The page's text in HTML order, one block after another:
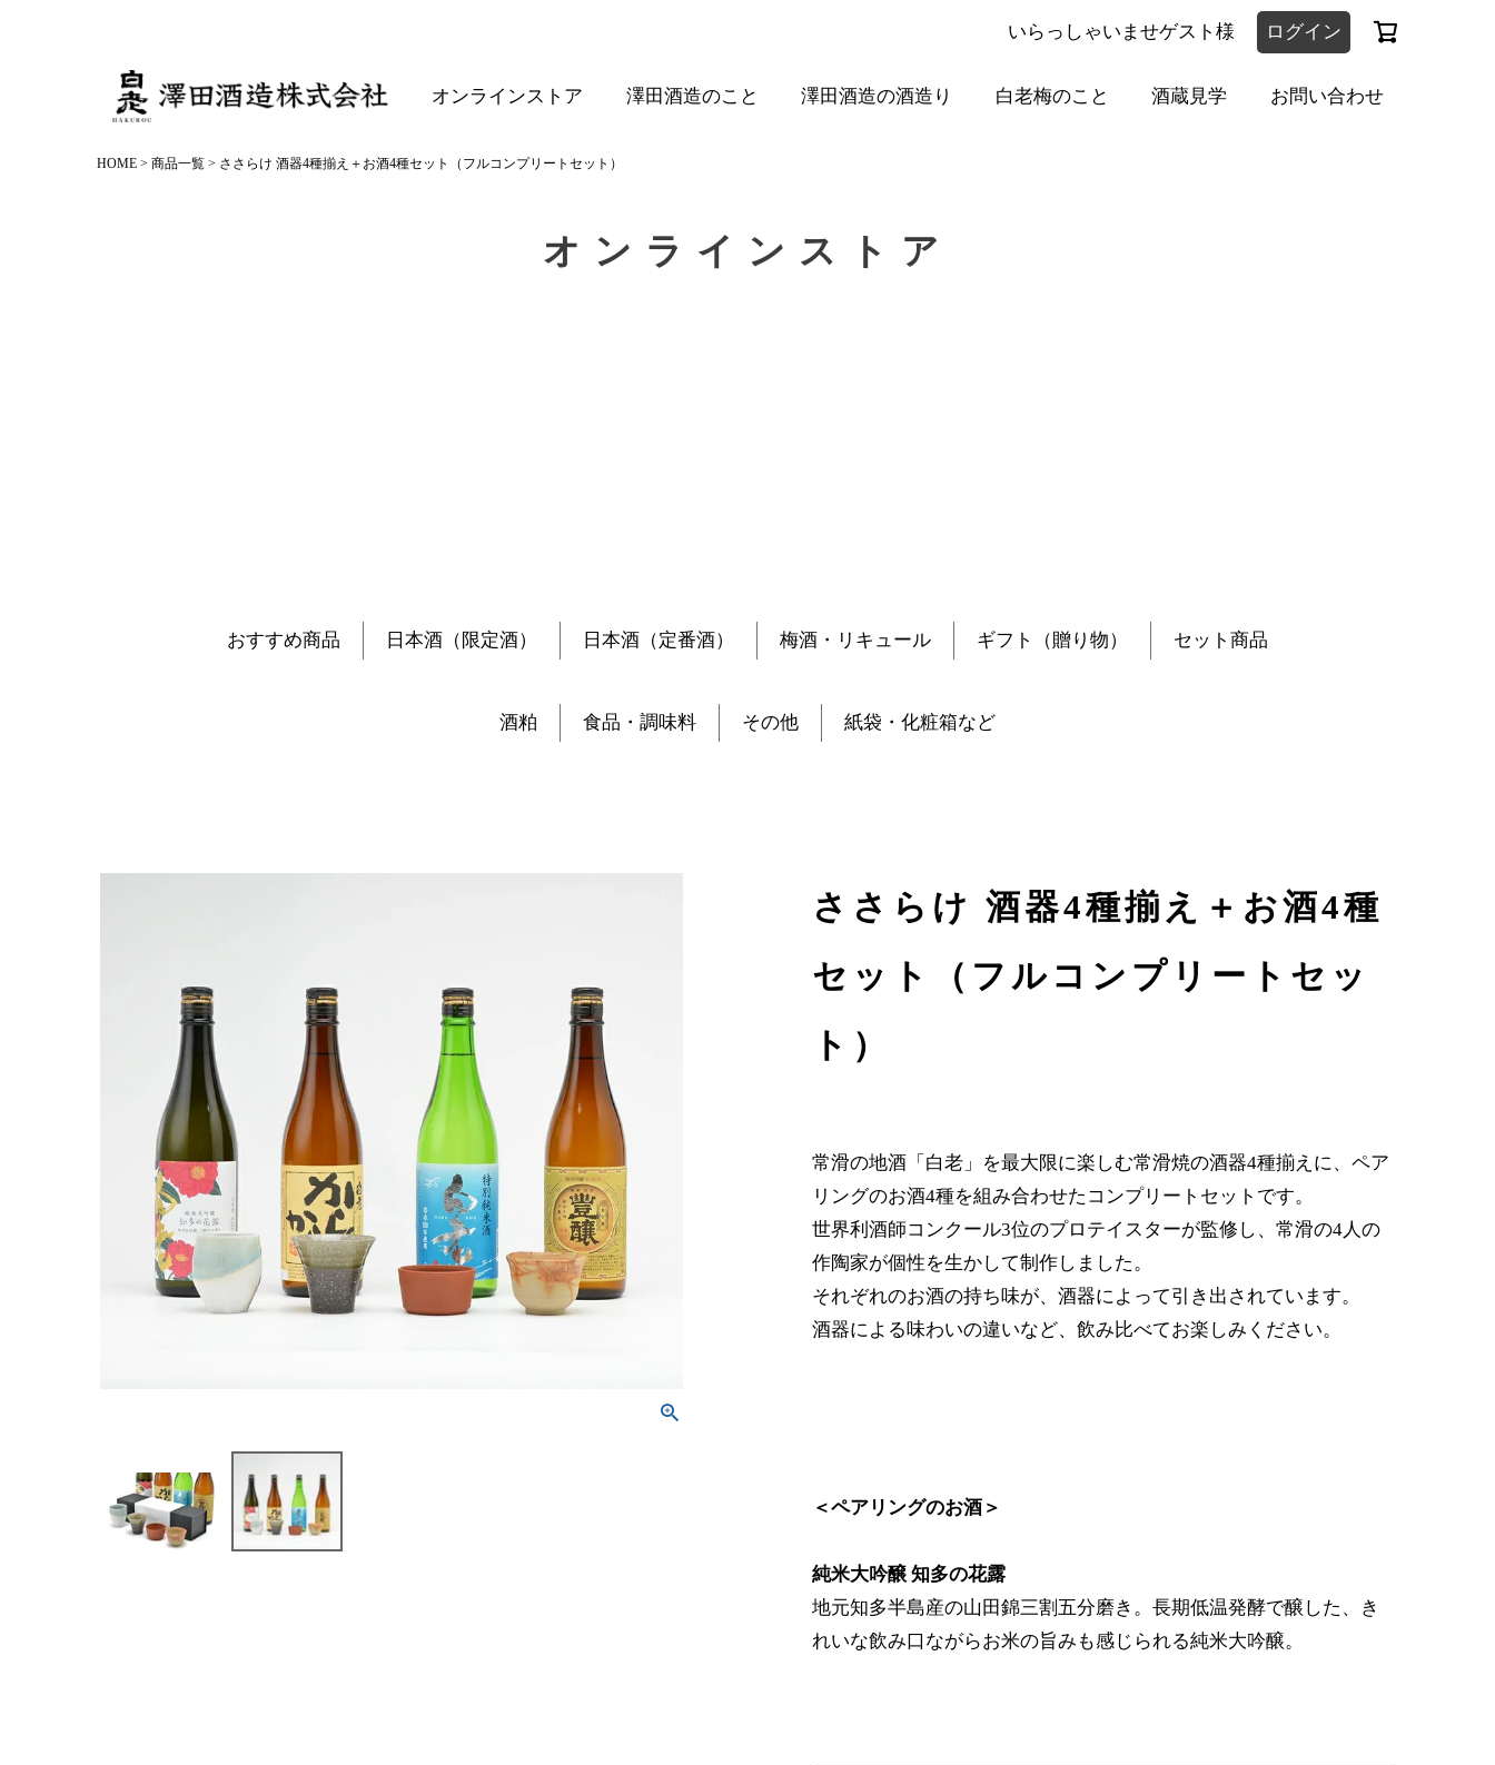
いらっしゃいませゲスト様 ログイン
オンラインストア 澤田酒造のこと 澤田酒造の酒造り 白老梅のこと 酒蔵見学 お問い合わせ
HOME 商品一覧 ささらけ 酒器4種揃え＋お酒4種セット（フルコンプリートセット）
オンラインストア
おすすめ商品 日本酒（限定酒） 日本酒（定番酒） 梅酒・リキュール ギフト（贈り物） セット商品
酒粕 食品・調味料 その他 紙袋・化粧箱など
ささらけ 酒器4種揃え＋お酒4種
セット（フルコンプリートセッ
ト）
常滑の地酒「白老」を最大限に楽しむ常滑焼の酒器4種揃えに、ペア
リングのお酒4種を組み合わせたコンプリートセットです。
世界利酒師コンクール3位のプロテイスターが監修し、常滑の4人の
作陶家が個性を生かして制作しました。
それぞれのお酒の持ち味が、酒器によって引き出されています。
酒器による味わいの違いなど、飲み比べてお楽しみください。
＜ペアリングのお酒＞
純米大吟醸 知多の花露
地元知多半島産の山田錦三割五分磨き。長期低温発酵で醸した、き
れいな飲み口ながらお米の旨みも感じられる純米大吟醸。